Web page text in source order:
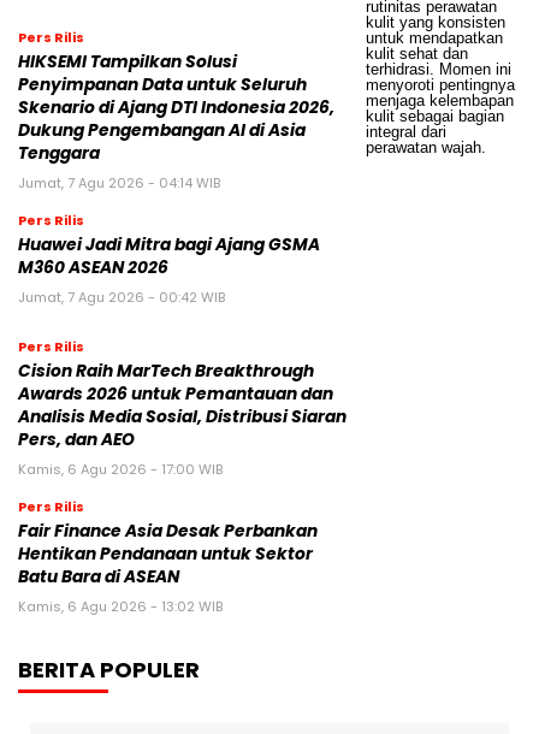
Pers Rilis
HIKSEMI Tampilkan Solusi
Penyimpanan Data untuk Seluruh
Skenario di Ajang DTI Indonesia 2026,
Dukung Pengembangan AI di Asia
Tenggara
Jumat, 7 Agu 2026 - 04:14 WIB
Pers Rilis
Huawei Jadi Mitra bagi Ajang GSMA
M360 ASEAN 2026
Jumat, 7 Agu 2026 - 00:42 WIB
Pers Rilis
Cision Raih MarTech Breakthrough
Awards 2026 untuk Pemantauan dan
Analisis Media Sosial, Distribusi Siaran
Pers, dan AEO
Kamis, 6 Agu 2026 - 17:00 WIB
Pers Rilis
Fair Finance Asia Desak Perbankan
Hentikan Pendanaan untuk Sektor
Batu Bara di ASEAN
Kamis, 6 Agu 2026 - 13:02 WIB
BERITA POPULER